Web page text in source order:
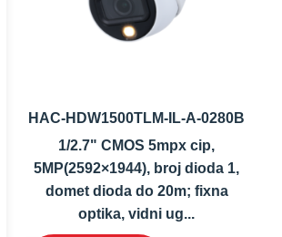
HAC-HDW1500TLM-IL-A-0280B
1/2.7" CMOS 5mpx cip,
5MP(2592×1944), broj dioda 1,
domet dioda do 20m; fixna
optika, vidni ug...